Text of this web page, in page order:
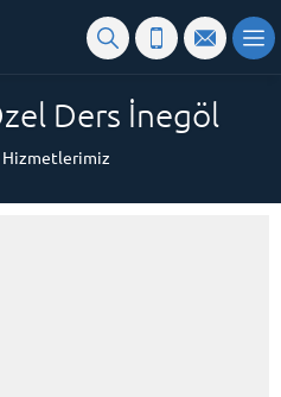
Ders İnegöl
Hizmetlerimiz